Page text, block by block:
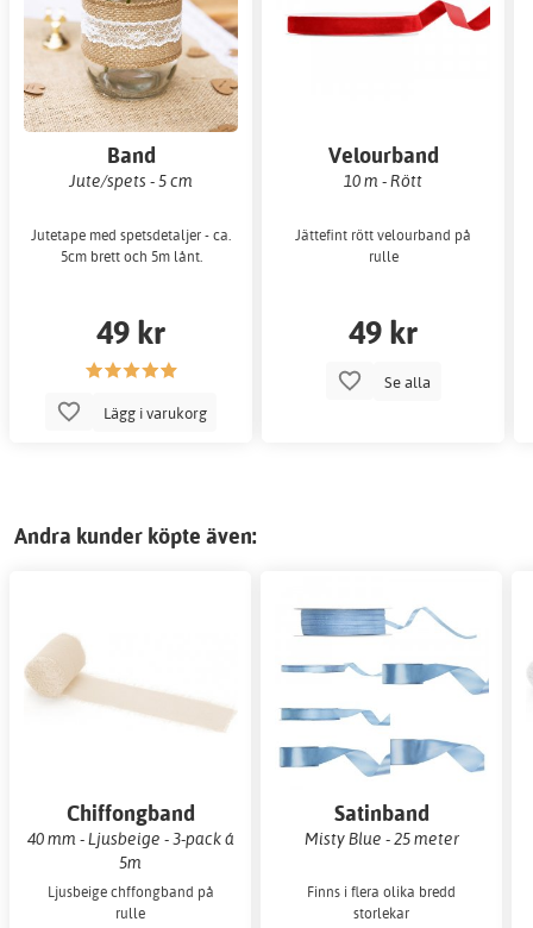
Band
Jute/spets - 5 cm
Jutetape med spetsdetaljer - ca.
5cm brett och 5m lånt.
49 kr
Lägg i varukorg
Velourband
10 m - Rött
Jättefint rött velourband på
rulle
49 kr
Se alla
Andra kunder köpte även:
Chiffongband
40 mm - Ljusbeige - 3-pack á
5m
Ljusbeige chffongband på
rulle
Satinband
Misty Blue - 25 meter
Finns i flera olika bredd
storlekar